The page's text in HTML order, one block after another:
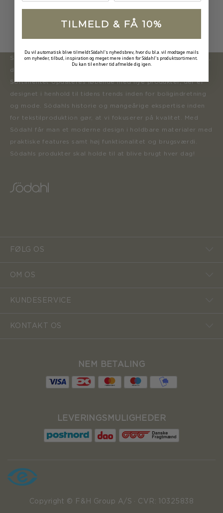
Södahl ønsker at tilbyde en moderne og attraktiv kollektion,
der inspirerer forbrugerne til at forny deres hjem.
Sortimentet opdateres løbende med nye produkter, der er
designet i henhold til tidens trends inden for boligindretning
og mode. Södahls historie og mangeårige ekspertise inden
for tekstilproduktion gør, at vi fokuserer på kvalitet. Med
Södahl får man et moderne design i holdbare materialer med
praktiske features samt høj funktionalitet og brugsværdi.
Södahls produkter skal holde til at blive brugt hver dag!
FØLG OS
OM OS
KUNDESERVICE
KONTAKT OS
NEM BETALING
LEVERINGSMULIGHEDER
Copyright © F&H Group A/S · CVR: 10325838
TILMELD & FÅ 10%
Du vil automatisk blive tilmeldt Södahl's nyhedsbrev, hvor du bl.a. vil modtage mails
om nyheder, tilbud, inspiration og meget mere inden for Södahl's produktsortiment.
Du kan til enhver tid afmelde dig igen.